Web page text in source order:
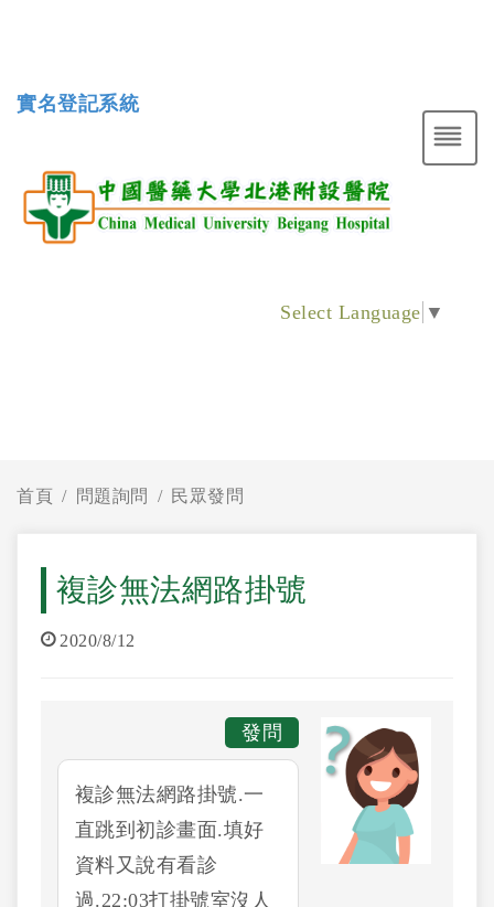
實名登記系統
Select Language ▼
首頁 問題詢問 民眾發問
複診無法網路掛號
2020/8/12
發問
複診無法網路掛號.一
直跳到初診畫面.填好
資料又說有看診
過.22:03打掛號室沒人